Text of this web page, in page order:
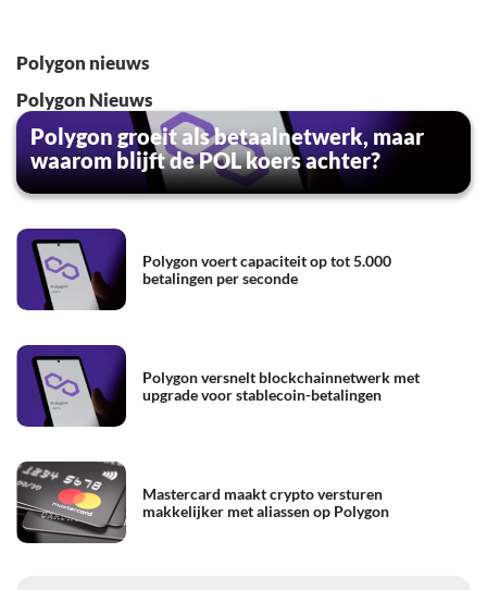
Polygon nieuws
Polygon Nieuws
Polygon groeit als betaalnetwerk, maar
waarom blijft de POL koers achter?
Polygon voert capaciteit op tot 5.000
betalingen per seconde
Polygon versnelt blockchainnetwerk met
upgrade voor stablecoin-betalingen
Mastercard maakt crypto versturen
makkelijker met aliassen op Polygon